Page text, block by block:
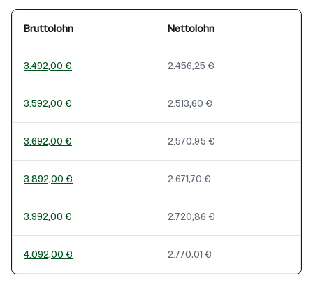
Bruttolohn Nettolohn
3.492,00 € 2.456,25 €
3.592,00 € 2.513,60 €
3.692,00 € 2.570,95 €
3.892,00 € 2.671,70 €
3.992,00 € 2.720,86 €
4.092,00 € 2.770,01 €